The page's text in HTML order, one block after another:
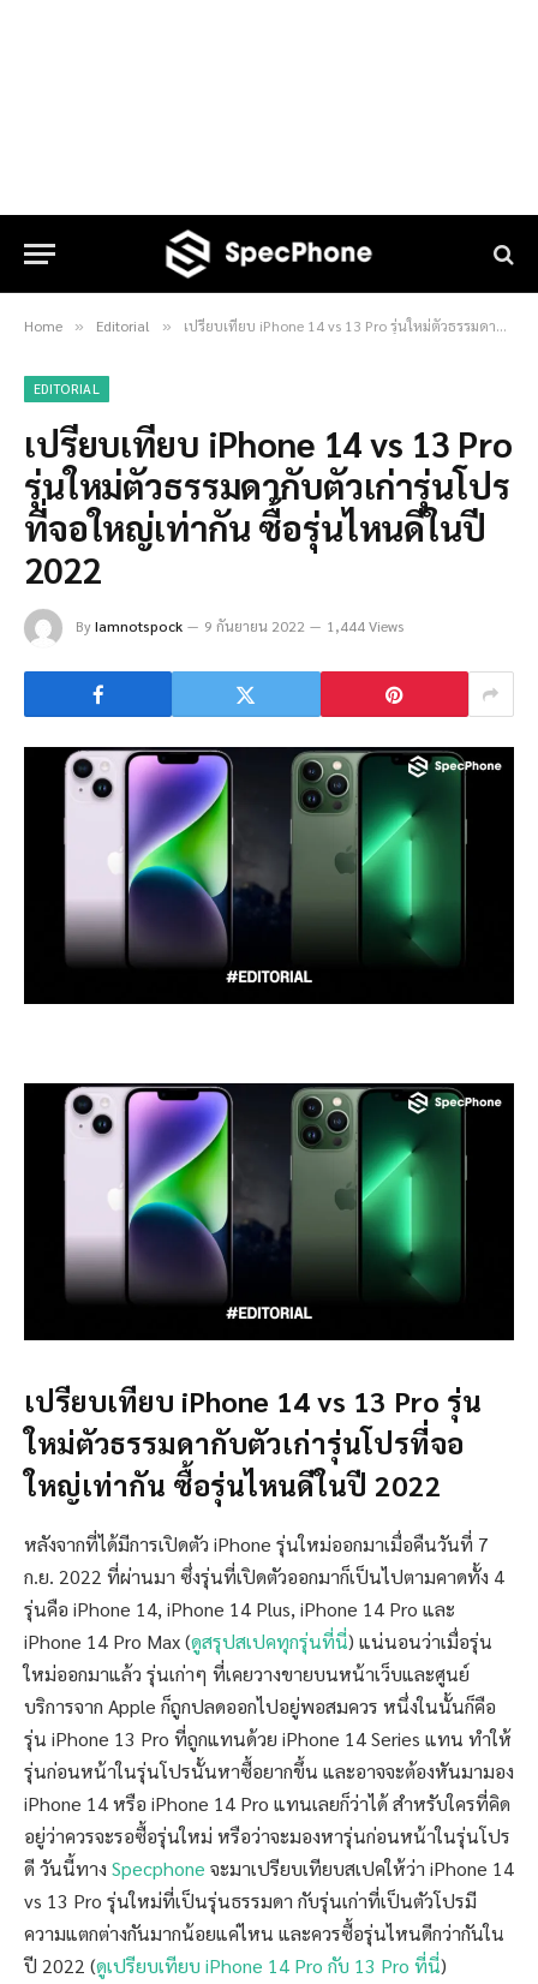
Home » Editorial » เปรียบเทียบ iPhone 14 vs 13 Pro รุ่นใหม่ตัวธรรมดากับตัวเก่ารุ่นโปรที่จอใหญ่เท่ากัน ซื้อรุ่นไหนดีในปี 2022
EDITORIAL
เปรียบเทียบ iPhone 14 vs 13 Pro
รุ่นใหม่ตัวธรรมดากับตัวเก่ารุ่นโปร
ที่จอใหญ่เท่ากัน ซื้อรุ่นไหนดีในปี
2022
ByIamnotspock 9 กันยายน 2022 1,444 Views
เปรียบเทียบ iPhone 14 vs 13 Pro รุ่น
ใหม่ตัวธรรมดากับตัวเก่ารุ่นโปรที่จอ
ใหญ่เท่ากัน ซื้อรุ่นไหนดีในปี 2022
หลังจากที่ได้มีการเปิดตัว iPhone รุ่นใหม่ออกมาเมื่อคืนวันที่ 7
ก.ย. 2022 ที่ผ่านมา ซึ่งรุ่นที่เปิดตัวออกมาก็เป็นไปตามคาดทั้ง 4
รุ่นคือ iPhone 14, iPhone 14 Plus, iPhone 14 Pro และ
iPhone 14 Pro Max (ดูสรุปสเปคทุกรุ่นที่นี่) แน่นอนว่าเมื่อรุ่น
ใหม่ออกมาแล้ว รุ่นเก่าๆ ที่เคยวางขายบนหน้าเว็บและศูนย์
บริการจาก Apple ก็ถูกปลดออกไปอยู่พอสมควร หนึ่งในนั้นก็คือ
รุ่น iPhone 13 Pro ที่ถูกแทนด้วย iPhone 14 Series แทน ทำให้
รุ่นก่อนหน้าในรุ่นโปรนั้นหาซื้อยากขึ้น และอาจจะต้องหันมามอง
iPhone 14 หรือ iPhone 14 Pro แทนเลยก็ว่าได้ สำหรับใครที่คิด
อยู่ว่าควรจะรอซื้อรุ่นใหม่ หรือว่าจะมองหารุ่นก่อนหน้าในรุ่นโปร
ดี วันนี้ทาง Specphone จะมาเปรียบเทียบสเปคให้ว่า iPhone 14
vs 13 Pro รุ่นใหม่ที่เป็นรุ่นธรรมดา กับรุ่นเก่าที่เป็นตัวโปรมี
ความแตกต่างกันมากน้อยแค่ไหน และควรซื้อรุ่นไหนดีกว่ากันใน
ปี 2022 (ดูเปรียบเทียบ iPhone 14 Pro กับ 13 Pro ที่นี่)